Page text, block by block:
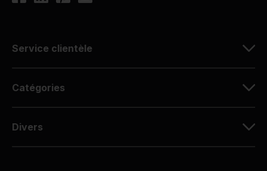
Service clientèle
Catégories
Divers